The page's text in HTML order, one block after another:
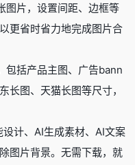
图片，设置间距、边框等
更省时省力地完成图片合
包括产品主图、广告bann
长图、天猫长图等尺寸，
计、AI生成素材、AI文案
图片背景。无需下载，就